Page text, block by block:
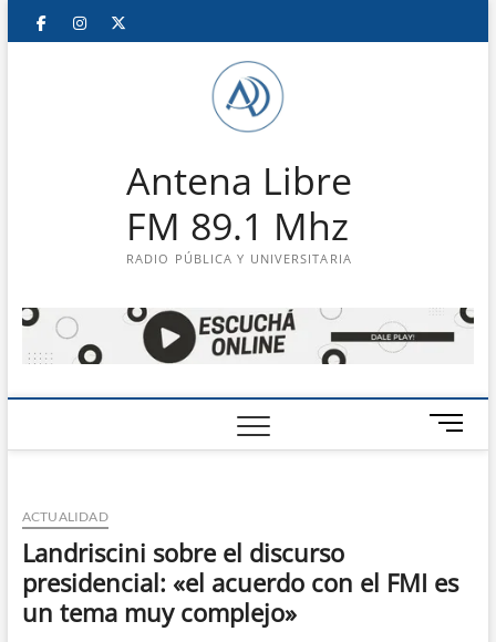
Saltar
FacebookInstagram
Antena Libre
FM 89.1 Mhz
RADIO PÚBLICA Y UNIVERSITARIA
B
o
m
ACTUALIDAD
Landriscini sobre el discurso
presidencial: «el acuerdo con el FMI es
un tema muy complejo»